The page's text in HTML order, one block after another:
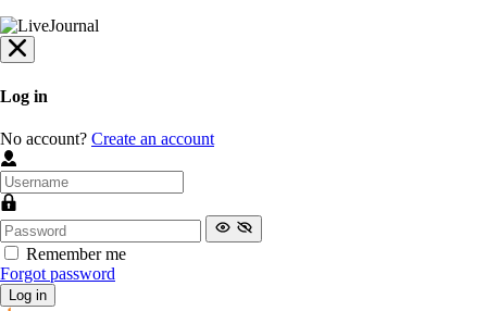
Log in
No account? Create an account
Remember me
Forgot password
Log in